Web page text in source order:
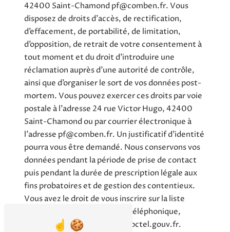
42400 Saint-Chamond pf@comben.fr. Vous
disposez de droits d’accès, de rectification,
d’effacement, de portabilité, de limitation,
d’opposition, de retrait de votre consentement à
tout moment et du droit d’introduire une
réclamation auprès d’une autorité de contrôle,
ainsi que d’organiser le sort de vos données post-
mortem. Vous pouvez exercer ces droits par voie
postale à l'adresse 24 rue Victor Hugo, 42400
Saint-Chamond ou par courrier électronique à
l'adresse pf@comben.fr. Un justificatif d'identité
pourra vous être demandé. Nous conservons vos
données pendant la période de prise de contact
puis pendant la durée de prescription légale aux
fins probatoires et de gestion des contentieux.
Vous avez le droit de vous inscrire sur la liste
d'opposition au démarchage téléphonique,
disponible à cette adresse:
Bloctel.gouv.fr.